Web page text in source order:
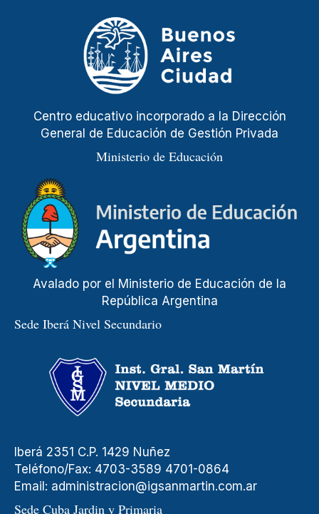
Centro educativo incorporado a la Dirección
General de Educación de Gestión Privada
Ministerio de Educación
Avalado por el Ministerio de Educación de la
República Argentina
Sede Iberá Nivel Secundario
Iberá 2351 C.P. 1429 Nuñez
Teléfono/Fax: 4703-3589 4701-0864
Email: administracion@igsanmartin.com.ar
Sede Cuba Jardin y Primaria